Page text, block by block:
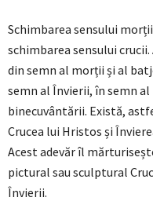
Schimbarea sensului
schimbarea sensului
din semn al morții și al
semn al Învierii, în semn
binecuvântării. Există,
Crucea lui Hristos și
Acest adevăr îl
pictural sau sculptural
Învierii.